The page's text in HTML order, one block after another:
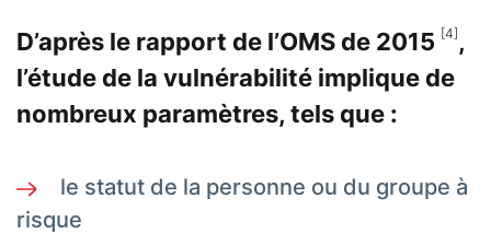
D’après le rapport de l’OMS de 2015 [4] ,
l’étude de la vulnérabilité implique de
nombreux paramètres, tels que :
le statut de la personne ou du groupe à
risque